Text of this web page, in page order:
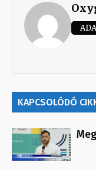
KAPCSOLÓDÓ